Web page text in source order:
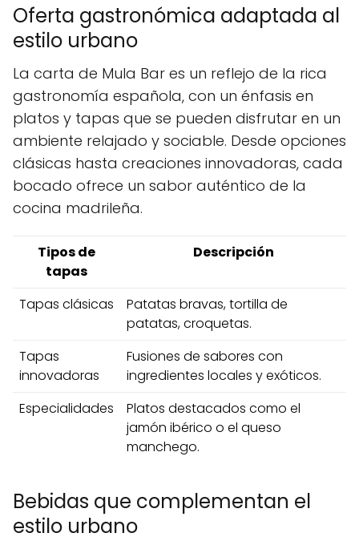
Oferta gastronómica adaptada al
estilo urbano
La carta de Mula Bar es un reflejo de la rica
gastronomía española, con un énfasis en
platos y tapas que se pueden disfrutar en un
ambiente relajado y sociable. Desde opciones
clásicas hasta creaciones innovadoras, cada
bocado ofrece un sabor auténtico de la
cocina madrileña.
Tipos de
tapas
Descripción
Tapas clásicas
Patatas bravas, tortilla de
patatas, croquetas.
Tapas
innovadoras
Fusiones de sabores con
ingredientes locales y exóticos.
Especialidades
Platos destacados como el
jamón ibérico o el queso
manchego.
Bebidas que complementan el
estilo urbano